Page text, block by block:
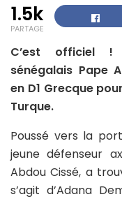
1.5k
PARTAGE
C’est officiel !
sénégalais Pape
en D1 Grecque
Turque.
Poussé vers la
jeune défenseur
Abdou Cissé, a
s’agit d’Adana